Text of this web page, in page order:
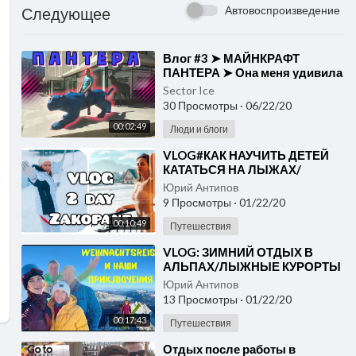
Следующее Автовоспроизведение
00:02:49
⁣Влог #3 ➤ МАЙНКРАФТ
ПАНТЕРА ➤ Она меня удивила
!!!
Sector Ice
30 Просмотры · 06/22/20
Люди и блоги
00:10:49
⁣VLOG#КАК НАУЧИТЬ ДЕТЕЙ
КАТАТЬСЯ НА ЛЫЖАХ/
ЗАКОПАНЕ 2020/ВЛОГ 2 С
ЗИМНЕГО ОТДЫХА.
Запорожская Анна
Юрий Антипов
9 Просмотры · 01/22/20
Путешествия
00:17:43
⁣VLOG: ЗИМНИЙ ОТДЫХ В
АЛЬПАХ/ЛЫЖНЫЕ КУРОРТЫ
ГАРМИШ И ЦУГШПИТЦЕ В
ГЕРМАНИИ/ ДАРИМ
ПОДАРКИ НА РОЖДЕСТВО
Юрий Антипов
13 Просмотры · 01/22/20
Путешествия
⁣Отдых после работы в